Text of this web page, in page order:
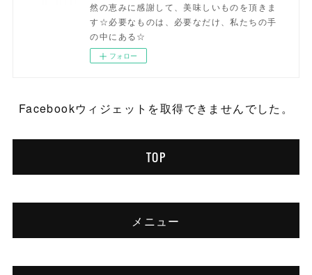
然の恵みに感謝して、美味しいものを頂きま
す☆必要なものは、必要なだけ、私たちの手
の中にある☆
フォロー
Facebookウィジェットを取得できませんでした。
TOP
メニュー